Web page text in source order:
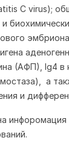
C virus);
(АФП), Ig4 в
а
и